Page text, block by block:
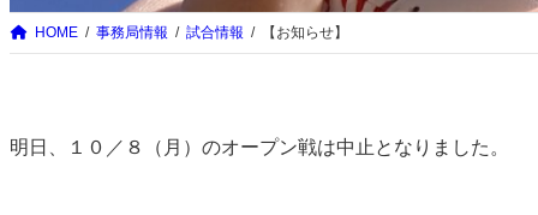
HOME 事務局情報 試合情報 【お知らせ】
明日、１０／８（月）のオープン戦は中止となりました。